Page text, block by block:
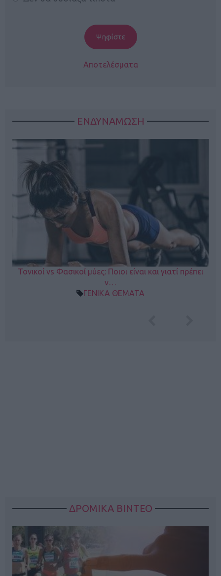
Αποτελέσματα
ΕΝΔΥΝΑΜΩΣΗ
Τονικοί vs Φασικοί μύες: Ποιοι είναι και γιατί πρέπει
ν…
ΓΕΝΙΚΑ ΘΕΜΑΤΑ
ΔΡΟΜΙΚΑ ΒΙΝΤΕΟ